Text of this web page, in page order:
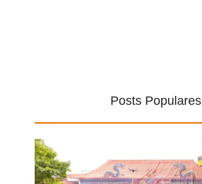
Posts Populares